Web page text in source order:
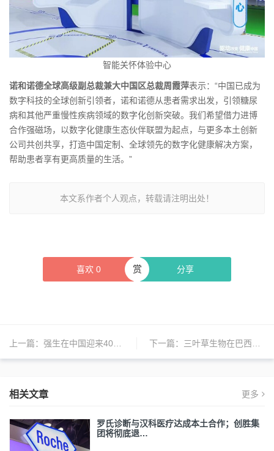
智能关怀体验中心
诺和诺德全球高级副总裁兼大中国区总裁周霞萍表示：“中国已成为
数字科技的全球创新引领者，诺和诺德从患者需求出发，引领糖尿
病和其他严重慢性疾病领域的数字化创新突破。我们希望借力进博
合作强磁场，以数字化健康生态伙伴联盟为起点，与更多本土创新
公司共创共享，打造中国定制、全球领先的数字化健康解决方案，
帮助患者享有更高质量的生活。”
本文系作者个人观点，转载请注明出处！
喜欢 0 分享
赏
上一篇： 强生在中国迎来40年首度品牌焕新，全新中文品牌标识亮相 下一篇： 三叶草生物在巴西完成流感疫苗上市申报，进一步拓展南半球市场
相关文章 更多
罗氏诊断与汉科医疗达成本土合作；创胜集
团将彻底退…